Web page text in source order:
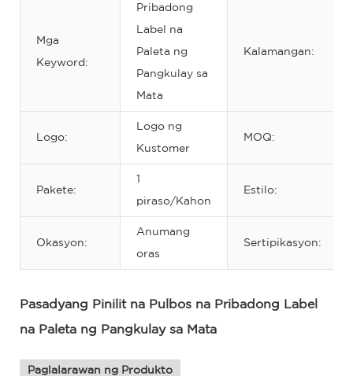
Mga
Keyword:
Pribadong
Label na
Paleta ng
Pangkulay sa
Mata
Kalamangan:
Logo:
Logo ng
Kustomer
MOQ:
Pakete:
1
piraso/Kahon
Estilo:
Okasyon:
Anumang
oras
Sertipikasyon:
Pasadyang Pinilit na Pulbos na Pribadong Label
na Paleta ng Pangkulay sa Mata
Paglalarawan ng Produkto